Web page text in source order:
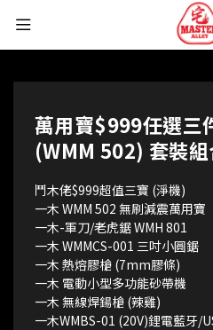
萬用寶$999任選三
(WMM 502) 套裝
鬥木佬$999超值三寶 (淨機)
一木 WMM 502 無刷減震萬用寶
一木-軍刀/老虎鋸 WMH 801
一木 WMMCS-001 三吋小圓鋸
一木 熱熔膠槍 (7mm膠條)
一木 電動小型多功能砂帶機
一木 無線焊鍚槍 (辣雞)
一木WMBS-01 (20V)鋰電藍牙/